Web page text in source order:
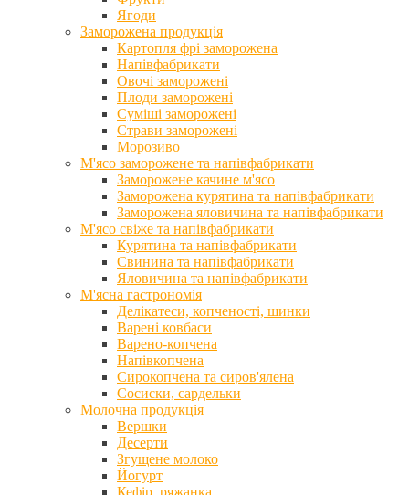
Ягоди
Заморожена продукція
Картопля фрі заморожена
Напівфабрикати
Овочі заморожені
Плоди заморожені
Суміші заморожені
Страви заморожені
Морозиво
М'ясо заморожене та напівфабрикати
Заморожене качине м'ясо
Заморожена курятина та напівфабрикати
Заморожена яловичина та напівфабрикати
М'ясо свіже та напівфабрикати
Курятина та напівфабрикати
Свинина та напівфабрикати
Яловичина та напівфабрикати
М'ясна гастрономія
Делікатеси, копченості, шинки
Варені ковбаси
Варено-копчена
Напівкопчена
Сирокопчена та сиров'ялена
Сосиски, сардельки
Молочна продукція
Вершки
Десерти
Згущене молоко
Йогурт
Кефір, ряжанка